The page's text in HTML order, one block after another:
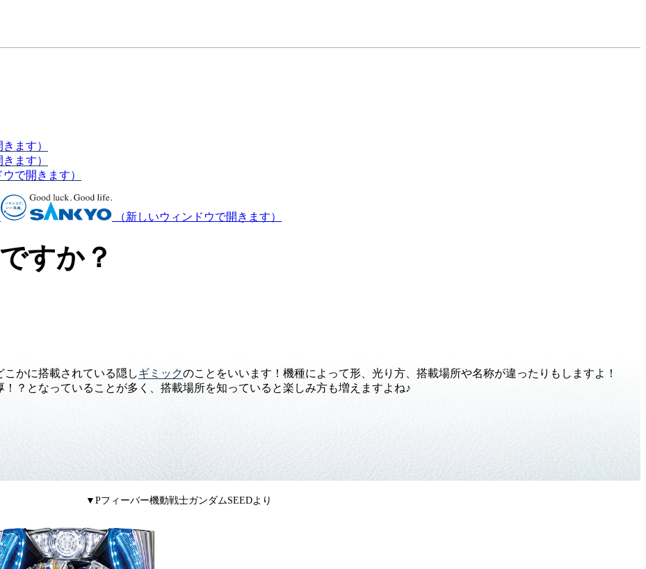
ます）
ます）
で開きます）
（新しいウィンドウで開きます）
すか？
こかに搭載されている隠しギミックのことをいいます！機種によって形、光り方、搭載場所や名称が違ったりもしますよ！
？となっていることが多く、搭載場所を知っていると楽しみ方も増えますよね♪
▼Pフィーバー機動戦士ガンダムSEEDより